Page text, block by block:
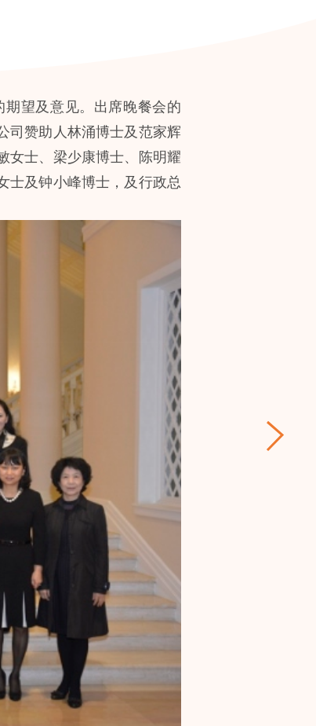
望及意见。出席晚餐会的
司赞助人林涌博士及范家辉
女士、梁少康博士、陈明耀
士及钟小峰博士，及行政总